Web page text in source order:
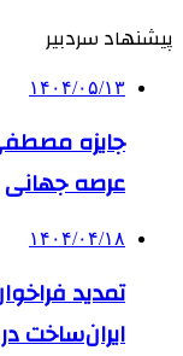
پیشنهاد سردبیر
۱۴۰۴/۰۵/۱۳
جایزه
عرصه جهانی
۱۴۰۴/۰۴/۱۸
تمدید
ایران‌ساخت